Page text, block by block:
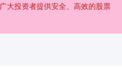
大投资者提供安全、高效的股票